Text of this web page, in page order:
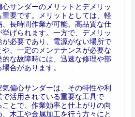
サンダーのメリットとデメリッ
重要です。メリットとしては、軽
長時間作業が可能、高品質な仕
げられます。一方で、デメリッ
が必要であり、電源がない場所で
、一定のメンテナンスが必要な
な故障時には、迅速な修理や部
合があります。
偏心サンダーは、その特性や利
で活用されている重要な工具で
とで、作業効率と仕上がりの向
木工や金属加工を行う方々にと